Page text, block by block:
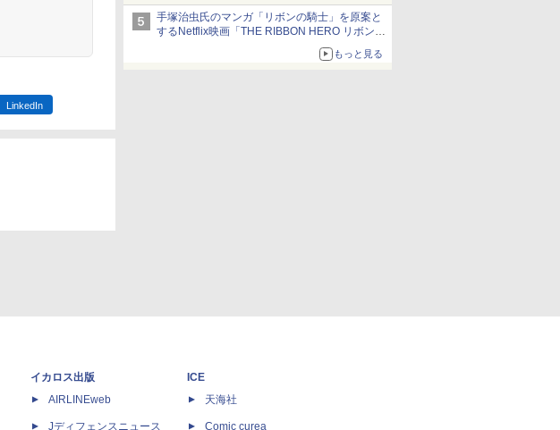
当選無効分
手塚治虫氏のマンガ「リボンの騎士」を原案と
するNetflix映画「THE RIBBON HERO リボンヒ
もっと見る
LinkedIn
イカロス出版
AIRLINEweb
Jディフェンスニュース
ICE
天海社
Comic curea